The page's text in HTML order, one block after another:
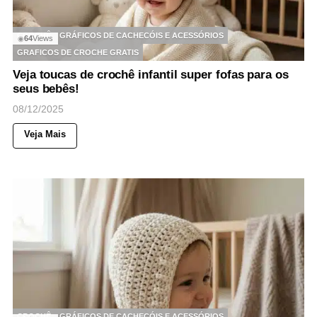
◉64Views
CROCHÊ
GRÁFICOS DE CACHECÓIS E ACESSÓRIOS
GRAFICOS DE CROCHE GRATIS
Veja toucas de crochê infantil super fofas para os
seus bebês!
08/12/2025
Veja Mais